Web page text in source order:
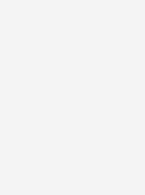
Strom anbieten, von dem
weiß, woher er kommt. „Dass Solarimo
uns übernimmt, kommt uns natürlich sehr
Magnus Kasner. „Wenn das
Straße gut klappt, wollen wir auch
mit Photovoltaikanlagen ausstatten.”
eintragen!